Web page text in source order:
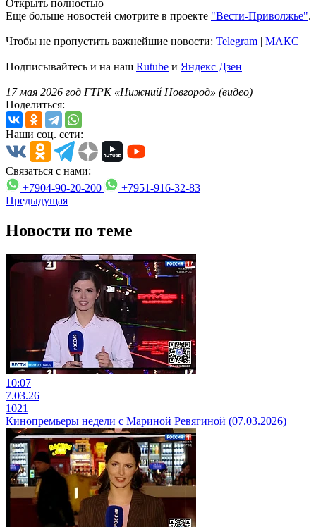
Открыть полностью
Еще больше новостей смотрите в проекте "Вести-Приволжье".
Чтобы не пропустить важнейшие новости: Telegram | MAКС
Подписывайтесь и на наш Rutube и Яндекс Дзен
17 мая 2026 год ГТРК «Нижний Новгород» (видео)
Поделиться:
Наши соц. сети:
Связаться с нами:
+7904-90-20-200
+7951-916-32-83
Предыдущая
Новости по теме
10:07
7.03.26
1021
Кинопремьеры недели с Мариной Ревягиной (07.03.2026)